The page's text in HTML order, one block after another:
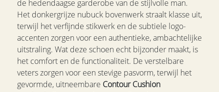
de hedendaagse garderobe van de stijlvolle man.
Het donkergrijze nubuck bovenwerk straalt klasse uit,
terwijl het verfijnde stikwerk en de subtiele logo-
accenten zorgen voor een authentieke, ambachtelijke
uitstraling. Wat deze schoen echt bijzonder maakt, is
het comfort en de functionaliteit. De verstelbare
veters zorgen voor een stevige pasvorm, terwijl het
gevormde, uitneembare Contour Cushion